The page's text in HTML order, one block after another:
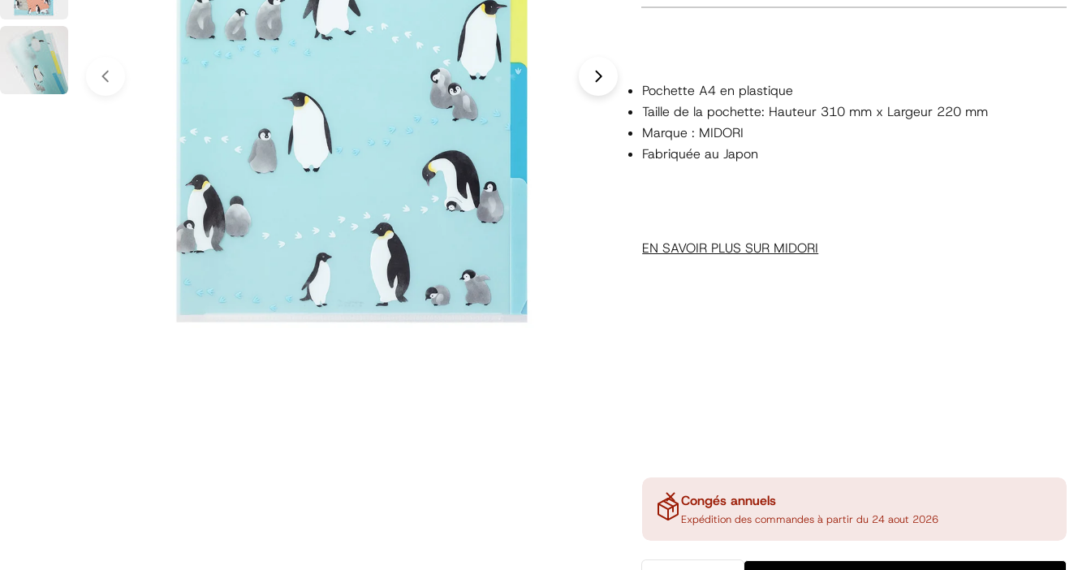
Ouvrir le média 0 en mode modal Ouvrir le média 1 en mode modal
régulier
Pochette A4 en plastique
Taille de la pochette: Hauteur 310 mm x Largeur 220 mm
Marque : MIDORI
Fabriquée au Japon
EN SAVOIR PLUS SUR MIDORI
Congés annuels
Expédition des commandes à partir du 24 aout 2026